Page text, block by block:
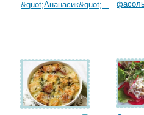
&quot;Ананасик&quot;...